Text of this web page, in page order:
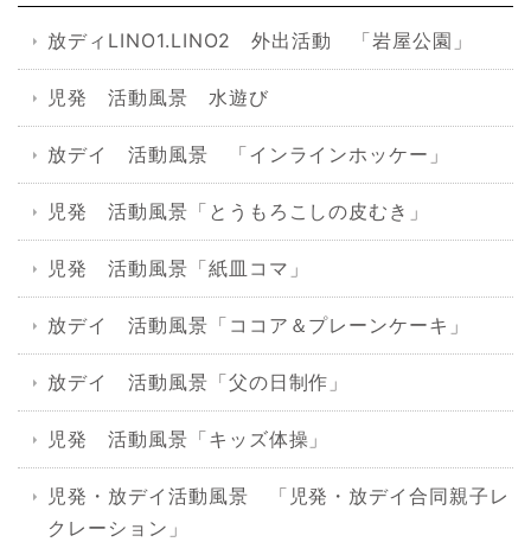
放ディLINO1.LINO2 外出活動 「岩屋公園」
児発 活動風景 水遊び
放デイ 活動風景 「インラインホッケー」
児発 活動風景「とうもろこしの皮むき」
児発 活動風景「紙皿コマ」
放デイ 活動風景「ココア＆プレーンケーキ」
放デイ 活動風景「父の日制作」
児発 活動風景「キッズ体操」
児発・放デイ活動風景 「児発・放デイ合同親子レ
クレーション」